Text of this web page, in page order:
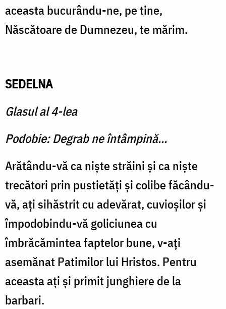
aceasta bucurându-ne, pe tine,
Născătoare de Dumnezeu, te mărim.
SEDELNA
Glasul al 4-lea
Podobie: Degrab ne întâmpină...
Arătându-vă ca nişte străini şi ca nişte
trecători prin pustietăţi şi colibe făcându-
vă, aţi sihăstrit cu adevărat, cuvioşilor şi
împodobindu-vă goliciunea cu
îmbrăcămintea faptelor bune, v-aţi
asemănat Patimilor lui Hristos. Pentru
aceasta aţi şi primit junghiere de la
barbari.